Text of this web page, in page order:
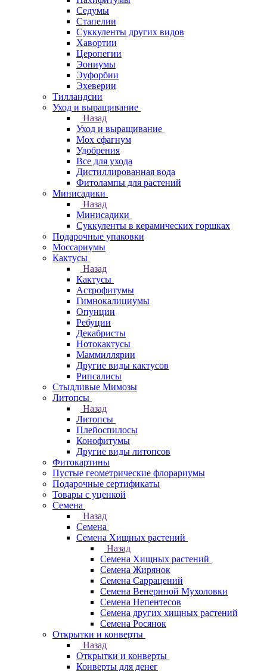
Седумы
Стапелии
Суккуленты других видов
Хавортии
Церопегии
Эониумы
Эуфорбии
Эхеверии
Тилландсии
Уход и выращивание
Назад
Уход и выращивание
Мох сфагнум
Удобрения
Все для ухода
Дистиллированная вода
Фитолампы для растений
Минисадики
Назад
Минисадики
Суккуленты в керамических горшках
Подарочные упаковки
Моссариумы
Кактусы
Назад
Кактусы
Астрофитумы
Гимнокалициумы
Опунции
Ребуции
Декабристы
Нотокактусы
Маммиллярии
Другие виды кактусов
Рипсалисы
Стыдливые Мимозы
Литопсы
Назад
Литопсы
Плейоспилосы
Конофитумы
Другие виды литопсов
Фитокартины
Пустые геометрические флорариумы
Подарочные сертификаты
Товары с уценкой
Семена
Назад
Семена
Семена Хищных растений
Назад
Семена Хищных растений
Семена Жирянок
Семена Саррацений
Семена Венериной Мухоловки
Семена Непентесов
Семена других хищных растений
Семена Росянок
Открытки и конверты
Назад
Открытки и конверты
Конверты для денег